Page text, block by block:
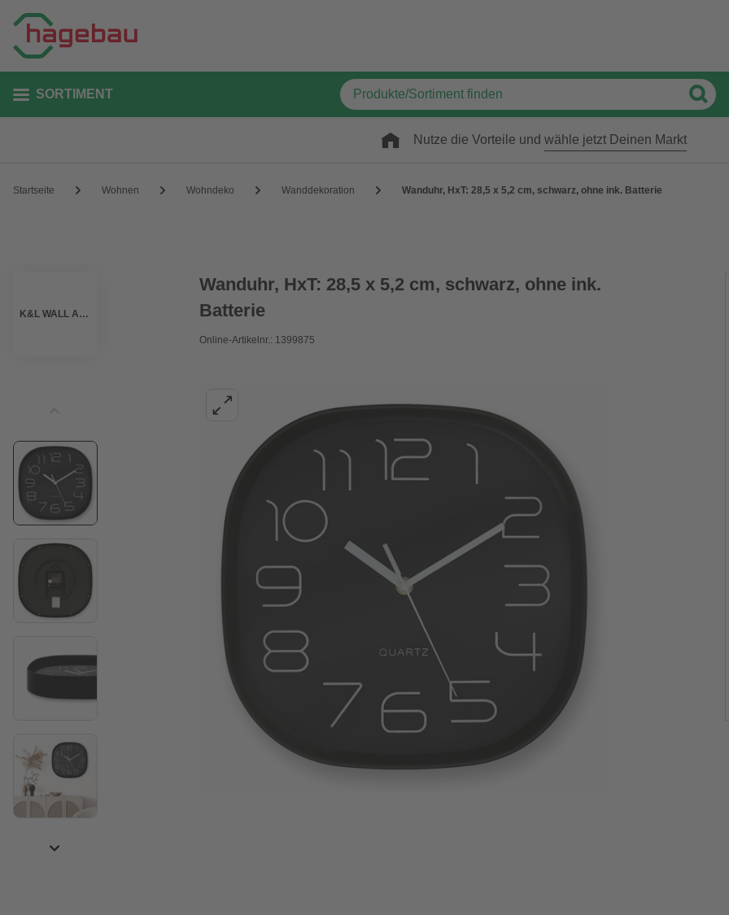
SORTIMENT
Nutze die Vorteile und wähle jetzt Deinen Markt
Startseite Wohnen Wohndeko Wanddekoration Wanduhr, HxT: 28,5 x 5,2 cm, schwarz, ohne ink. Batterie
K&L WALL ART
Wanduhr, HxT: 28,5 x 5,2 cm, schwarz, ohne ink.
Batterie
Online-Artikelnr.: 1399875